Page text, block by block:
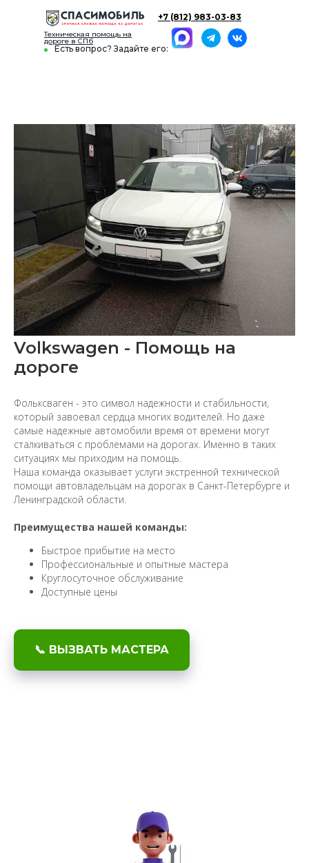
Есть вопрос? Задайте его:
+7 (812) 983-03-83
Техническая помощь на
дороге в СПб
Volkswagen - Помощь на
дороге
Фольксваген - это символ надежности и стабильности,
который завоевал сердца многих водителей. Но даже
самые надежные автомобили время от времени могут
сталкиваться с проблемами на дорогах. Именно в таких
ситуациях мы приходим на помощь.
Наша команда оказывает услуги экстренной технической
помощи автовладельцам на дорогах в Санкт-Петербурге и
Ленинградской области.
Преимущества нашей команды:
Быстрое прибытие на место
Профессиональные и опытные мастера
Круглосуточное обслуживание
Доступные цены
📞 ВЫЗВАТЬ МАСТЕРА